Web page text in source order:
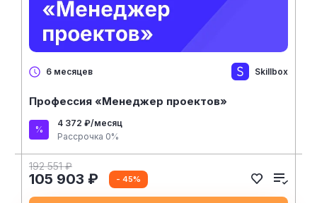
6 месяцев Skillbox
Профессия «Менеджер проектов»
4 372 ₽/месяц
Рассрочка 0%
192 551 ₽
105 903 ₽ - 45%